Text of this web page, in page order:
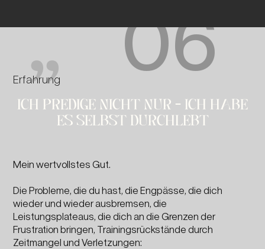
Erfahrung 06
"
ICH PREDIGE NICHT NUR - ICH HABE
ES SELBST DURCHLEBT
Mein wertvollstes Gut.
Die Probleme, die du hast, die Engpässe, die dich
wieder und wieder ausbremsen, die
Leistungsplateaus, die dich an die Grenzen der
Frustration bringen, Trainingsrückstände durch
Zeitmangel und Verletzungen: